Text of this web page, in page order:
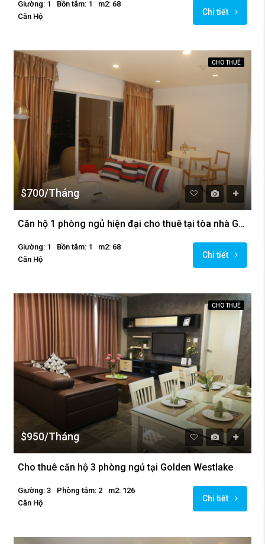
Giường: 1 Bồn tắm: 1
m2: 68
Căn Hộ
Chi tiết
CHO THUÊ
$700/Tháng
Căn hộ 1 phòng ngủ hiện đại cho thuê tại tòa nhà Golden Westlake
Giường: 1 Bồn tắm: 1
m2: 68
Căn Hộ
Chi tiết
CHO THUÊ
$950/Tháng
Cho thuê căn hộ 3 phòng ngủ tại Golden Westlake
Giường: 3 Phòng tắm: 2
m2: 126
Căn Hộ
Chi tiết